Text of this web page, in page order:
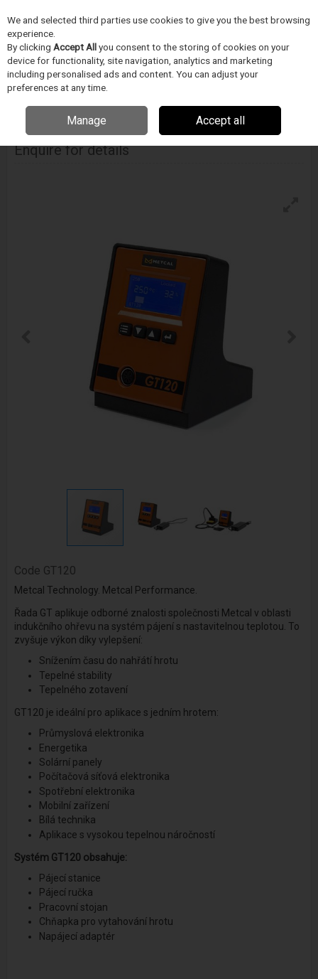
Skip to content
Menu
Home DODAVATELÉ
Metcal Gt120 Pájecí Stanice
Enquire for details
Code GT120
Metcal Technology. Metcal Performance.
Řada GT aplikuje odborné znalosti společnosti Metcal v oblasti
indukčního ohřevu na systém pájení s nastavitelnou teplotou. To
zvyšuje výkon díky vylepšení:
Snížením času do nahřátí hrotu
Tepelné stability
Tepelného zotavení
GT120 je ideální pro aplikace s jedním hrotem:
Průmyslová elektronika
Energetika
Solární panely
Počítačová síťová elektronika
Spotřební elektronika
Mobilní zařízení
Bílá technika
Aplikace s vysokou tepelnou náročností
Systém GT120 obsahuje:
Pájecí stanice
Pájecí ručka
Pracovní stojan
Chňapka pro vytahování hrotu
Napájecí adaptér
We and selected third parties use cookies to give you the best browsing
experience.
By clicking Accept Allyou consent to the storing of cookies on your
device for functionality, site navigation, analytics and marketing
including personalised ads and content. You can adjust your
preferences at any time.
Manage Accept all